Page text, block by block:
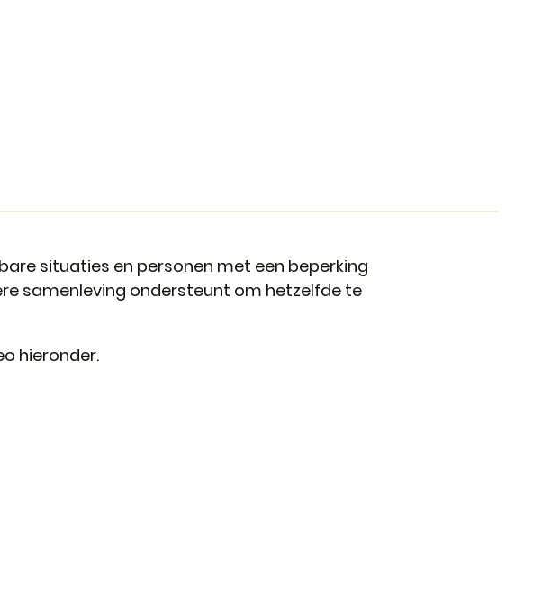
situaties en personen met een beperking
samenleving ondersteunt om hetzelfde te
hieronder.